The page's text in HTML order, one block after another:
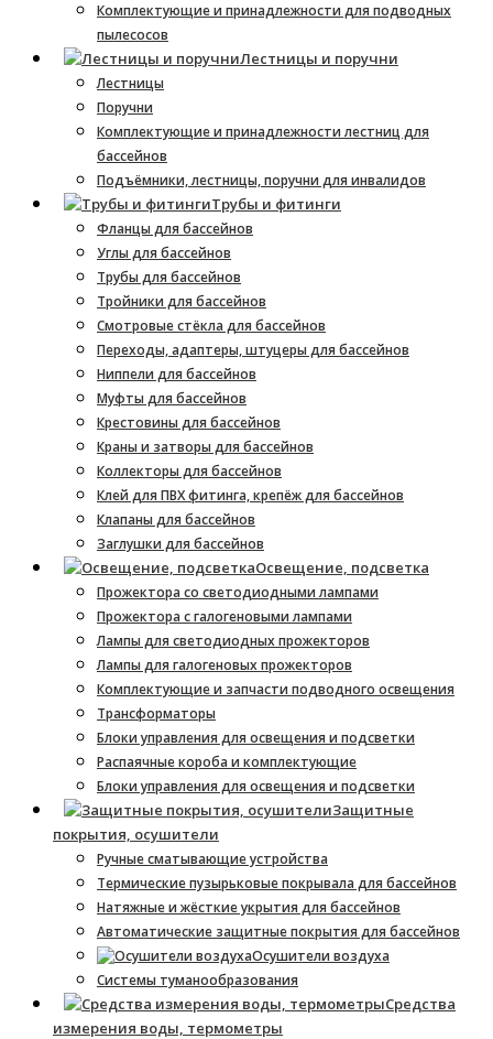
Комплектующие и принадлежности для подводных
пылесосов
Лестницы и поручни
Лестницы
Поручни
Комплектующие и принадлежности лестниц для
бассейнов
Подъёмники, лестницы, поручни для инвалидов
Трубы и фитинги
Фланцы для бассейнов
Углы для бассейнов
Трубы для бассейнов
Тройники для бассейнов
Смотровые стёкла для бассейнов
Переходы, адаптеры, штуцеры для бассейнов
Ниппели для бассейнов
Муфты для бассейнов
Крестовины для бассейнов
Краны и затворы для бассейнов
Коллекторы для бассейнов
Клей для ПВХ фитинга, крепёж для бассейнов
Клапаны для бассейнов
Заглушки для бассейнов
Освещение, подсветка
Прожектора со светодиодными лампами
Прожектора с галогеновыми лампами
Лампы для светодиодных прожекторов
Лампы для галогеновых прожекторов
Комплектующие и запчасти подводного освещения
Трансформаторы
Блоки управления для освещения и подсветки
Распаячные короба и комплектующие
Блоки управления для освещения и подсветки
Защитные
покрытия, осушители
Ручные сматывающие устройства
Термические пузырьковые покрывала для бассейнов
Натяжные и жёсткие укрытия для бассейнов
Автоматические защитные покрытия для бассейнов
Осушители воздуха
Системы туманообразования
Средства
измерения воды, термометры